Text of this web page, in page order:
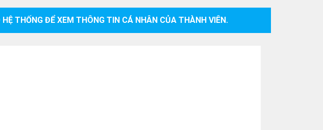
THỐNG ĐỂ XEM THÔNG TIN CÁ NHÂN CỦA THÀNH VIÊN.